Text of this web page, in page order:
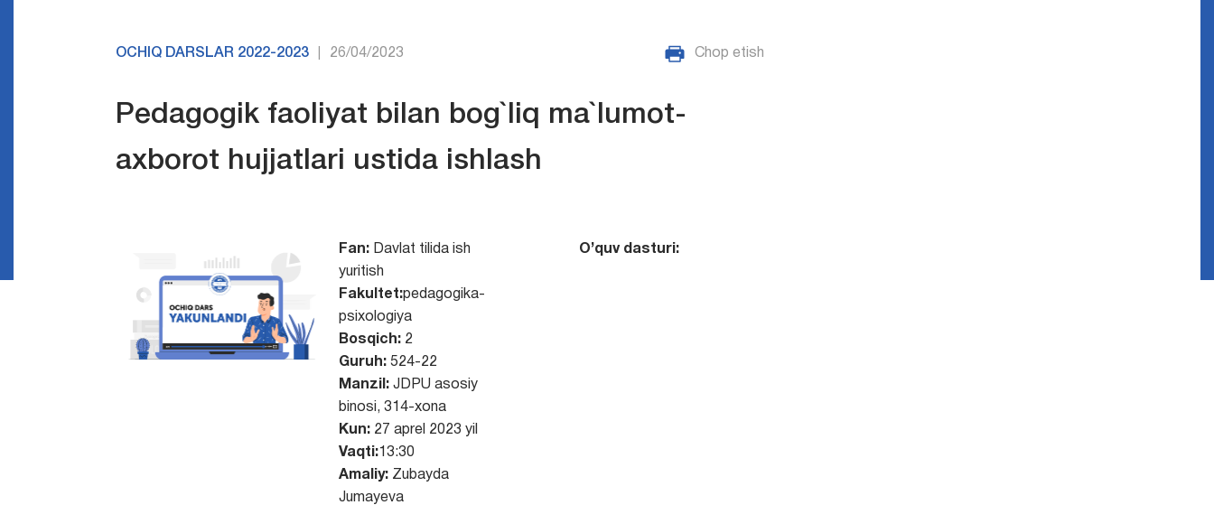
OCHIQ DARSLAR 2022-2023 26/04/2023 Chop etish
Pedagogik faoliyat bilan bog`liq ma`lumot-
axborot hujjatlari ustida ishlash
Fan:Davlat tilida ish
yuritish
Fakultet:pedagogika-
psixologiya
Bosqich:2
Guruh:524-22
Manzil:JDPU asosiy
binosi, 314-xona
Kun: 27 aprel 2023 yil
Vaqti:13:30
Amaliy:Zubayda
Jumayeva
O’quv dasturi: